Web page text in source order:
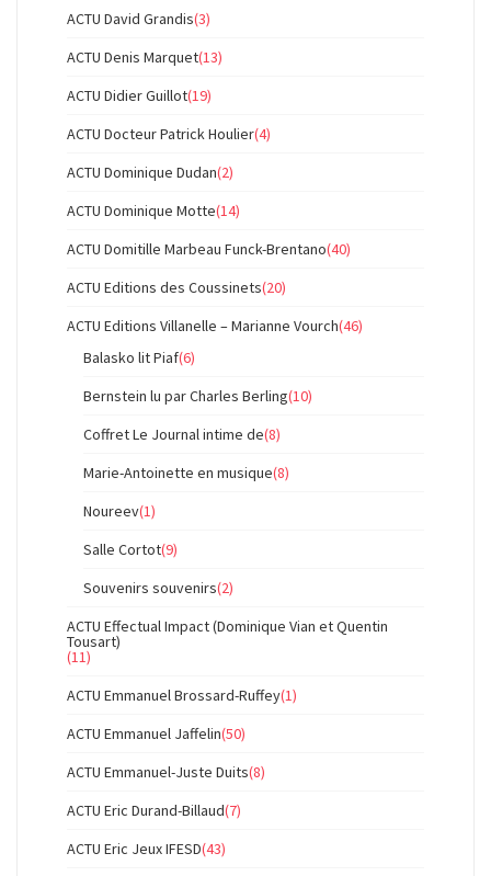
ACTU David Grandis(3)
ACTU Denis Marquet(13)
ACTU Didier Guillot(19)
ACTU Docteur Patrick Houlier(4)
ACTU Dominique Dudan(2)
ACTU Dominique Motte(14)
ACTU Domitille Marbeau Funck-Brentano(40)
ACTU Editions des Coussinets(20)
ACTU Editions Villanelle – Marianne Vourch(46)
Balasko lit Piaf(6)
Bernstein lu par Charles Berling(10)
Coffret Le Journal intime de(8)
Marie-Antoinette en musique(8)
Noureev(1)
Salle Cortot(9)
Souvenirs souvenirs(2)
ACTU Effectual Impact (Dominique Vian et Quentin
Tousart)
(11)
ACTU Emmanuel Brossard-Ruffey(1)
ACTU Emmanuel Jaffelin(50)
ACTU Emmanuel-Juste Duits(8)
ACTU Eric Durand-Billaud(7)
ACTU Eric Jeux IFESD(43)